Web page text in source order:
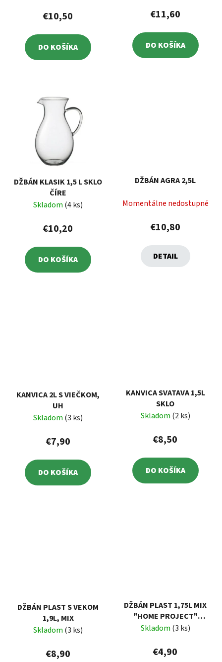
€10,50
DO KOŠÍKA
€11,60
DO KOŠÍKA
DŽBÁN KLASIK 1,5 L SKLO
ČÍRE
Skladom (4 ks)
€10,20
DO KOŠÍKA
DŽBÁN AGRA 2,5L
Momentálne nedostupné
€10,80
DETAIL
KANVICA 2L S VIEČKOM,
UH
Skladom (3 ks)
€7,90
DO KOŠÍKA
KANVICA SVATAVA 1,5L
SKLO
Skladom (2 ks)
€8,50
DO KOŠÍKA
DŽBÁN PLAST S VEKOM
1,9L, MIX
Skladom (3 ks)
€8,90
DŽBÁN PLAST 1,75L MIX
"HOME PROJECT"
TONTARELLI
Skladom (3 ks)
€4,90